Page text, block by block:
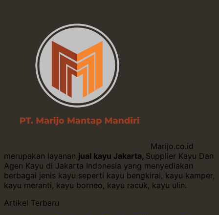
Marijo.co.id
merupakan layanan jual kayu Jakarta, Supplier Kayu Dan
Agen Kayu di Jakarta Indonesia yang menyediakan
berbagai jenis kayu seperti kayu bengkirai, kayu kamper,
kayu meranti, kayu borneo, kayu racuk, kayu ulin.
Artikel Terbaru